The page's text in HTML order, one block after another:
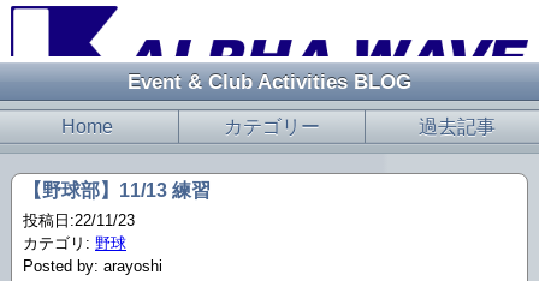
Event & Club Activities BLOG
Home カテゴリー 過去記事
【野球部】11/13 練習
投稿日:22/11/23
カテゴリ: 野球
Posted by: arayoshi